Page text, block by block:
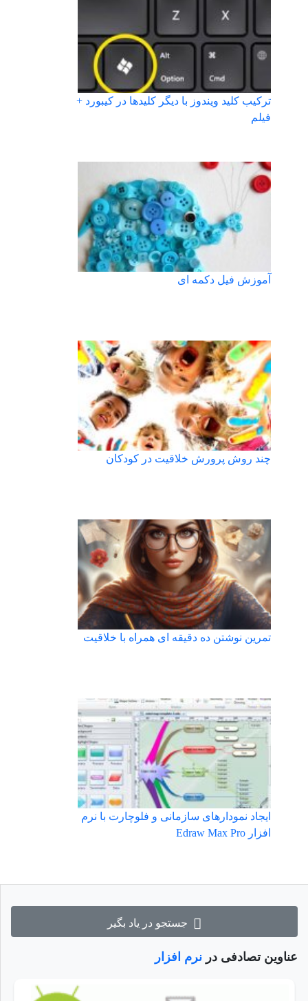
جستجو در یاد بگیر
عناوین تصادفی در نرم افزار
ترکیب کلید ویندوز با دیگر کلیدها در کیبورد +
فیلم
آموزش فیل دکمه ای
چند روش پرورش خلاقیت در کودکان
تمرین نوشتن ده دقیقه ای همراه با خلاقیت
ایجاد نمودارهای سازمانی و فلوچارت با نرم
افزار Edraw Max Pro